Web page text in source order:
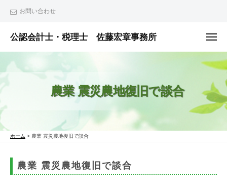
へ
ス
ッ
プ
お問い合わせ
公認会計士・税理士 佐藤宏章事務所
公
認
理
佐
メ
ュ
ー
農業 震災農地復旧で談合
ホーム > 農業 震災農地復旧で談合
農業 震災農地復旧で談合